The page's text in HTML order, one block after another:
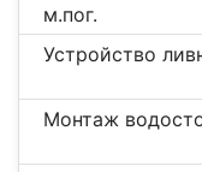
м.пог.
Устройство
Монтаж